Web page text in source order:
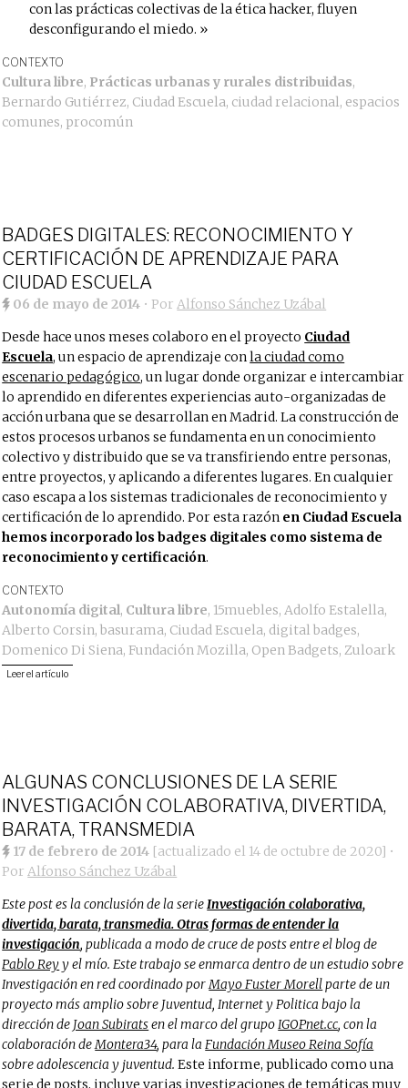
con las prácticas colectivas de la ética hacker, fluyen
desconfigurando el miedo.
CONTEXTO
Cultura libre, Prácticas urbanas y rurales distribuidas,
Bernardo Gutiérrez, Ciudad Escuela, ciudad relacional, espacios
comunes, procomún
BADGES DIGITALES: RECONOCIMIENTO Y
CERTIFICACIÓN DE APRENDIZAJE PARA
CIUDAD ESCUELA
06 de mayo de 2014 • PorAlfonso Sánchez Uzábal
Desde hace unos meses colaboro en el proyecto Ciudad
Escuela, un espacio de aprendizaje conla ciudad como
escenario pedagógico, un lugar donde organizar e intercambiar
lo aprendido en diferentes experiencias auto-organizadas de
acción urbana que se desarrollan en Madrid. La construcción de
estos procesos urbanos se fundamenta en un conocimiento
colectivo y distribuido que se va transfiriendo entre personas,
entre proyectos, y aplicando a diferentes lugares. En cualquier
caso escapa a los sistemas tradicionales de reconocimiento y
certificación de lo aprendido. Por esta razón en Ciudad Escuela
hemos incorporado los badges digitales como sistema de
reconocimiento y certificación.
CONTEXTO
Autonomía digital, Cultura libre, 15muebles,Adolfo Estalella,
Alberto Corsin,basurama, Ciudad Escuela, digital badges,
Domenico Di Siena,Fundación Mozilla, Open Badgets,Zuloark
Leer el artículo
ALGUNAS CONCLUSIONES DE LA SERIE
INVESTIGACIÓN COLABORATIVA, DIVERTIDA,
BARATA, TRANSMEDIA
17 de febrero de 2014 [actualizado el 14 de octubre de 2020] •
PorAlfonso Sánchez Uzábal
Este post es la conclusión de la serieInvestigación colaborativa,
divertida, barata, transmedia. Otras formas de entender la
investigación, publicada a modo de cruce de posts entre el blog de
Pablo Reyy el mío. Este trabajo se enmarca dentro de un estudio sobre
Investigación en red coordinado porMayo Fuster Morellparte de un
proyecto más amplio sobre Juventud, Internet y Politica bajo la
dirección de Joan Subiratsen el marco del grupoIGOPnet.cc, con la
colaboración deMontera34, para laFundación Museo Reina Sofía
sobre adolescencia y juventud. Este informe, publicado como una
serie de posts, incluye varias investigaciones de temáticas muy